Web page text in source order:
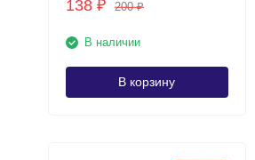
138 ₽ 200₽
В наличии
В корзину